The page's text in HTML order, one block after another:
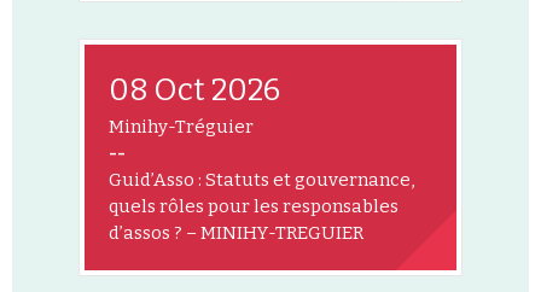
08 Oct 2026
Minihy-Tréguier
--
Guid’Asso : Statuts et gouvernance,
quels rôles pour les responsables
d’assos ? – MINIHY-TREGUIER